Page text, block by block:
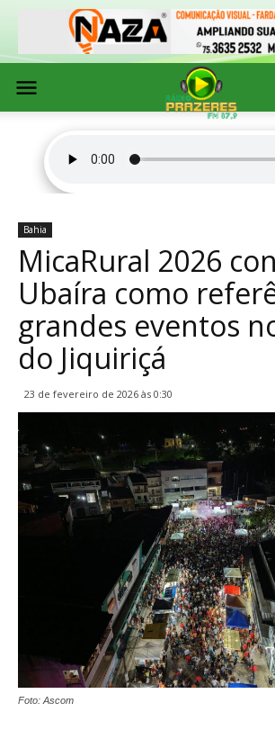
Bahia
MicaRural 2026
Ubaíra como
grandes eventos
do Jiquiriçá
23 de fevereiro de 2026 às 0:30
Foto: Ascom